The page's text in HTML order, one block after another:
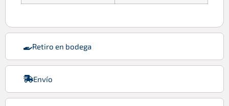
Retiro en bodega
Envío